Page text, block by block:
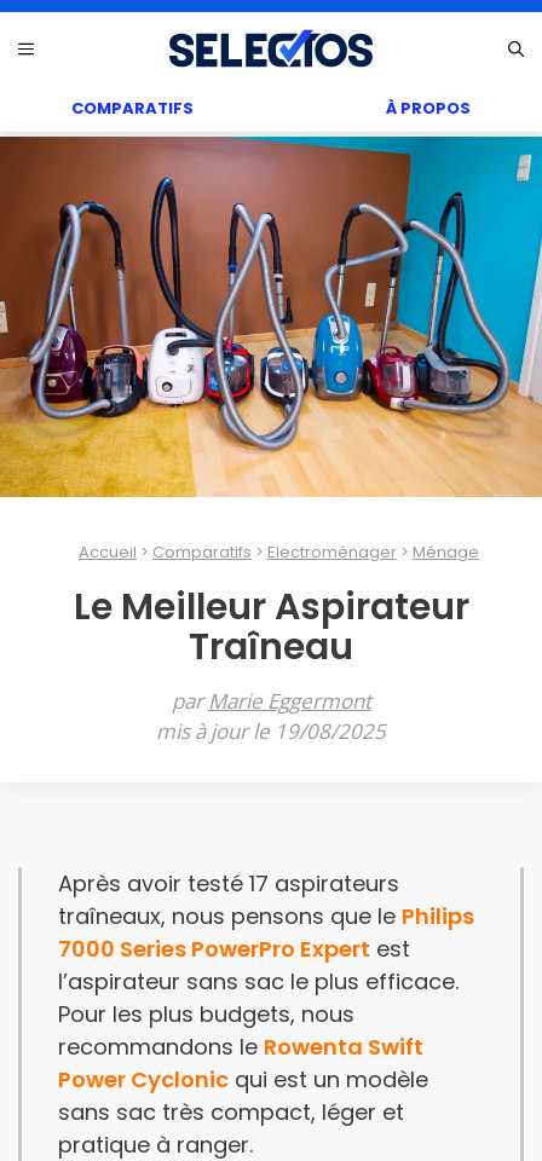
au Menu
COMPARATIFS À PROPOS
Accueil Comparatifs Electroménager Ménage
Le Meilleur Aspirateur
Traîneau
parMarie Eggermont
mis à jour le 19/08/2025
Après avoir testé 17 aspirateurs
traîneaux, nous pensons que le Philips
7000 Series PowerPro Expert est
l’aspirateur sans sac le plus efficace.
Pour les plus budgets, nous
recommandons le Rowenta Swift
Power Cyclonic qui est un modèle
sans sac très compact, léger et
pratique à ranger.